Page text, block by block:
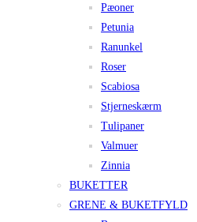
Pæoner
Petunia
Ranunkel
Roser
Scabiosa
Stjerneskærm
Tulipaner
Valmuer
Zinnia
BUKETTER
GRENE & BUKETFYLD